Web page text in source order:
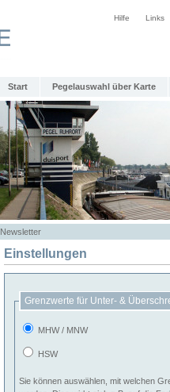
Hilfe Links
Start Pegelauswahl über Karte
Newsletter
Einstellungen
Grenzwerte für Unter- &
MHW / MNW
HSW
Sie können auswählen, mit welchen